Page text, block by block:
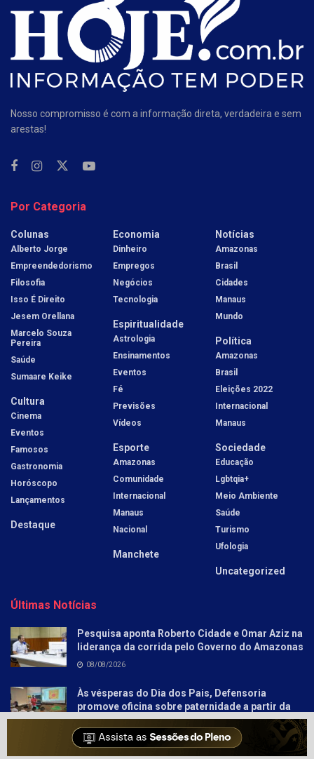
Nosso compromisso é com a informação direta, verdadeira e sem
arestas!
Por Categoria
Colunas
Alberto Jorge
Empreendedorismo
Filosofia
Isso É Direito
Jesem Orellana
Marcelo Souza
Pereira
Saúde
Sumaare Keike
Cultura
Cinema
Eventos
Famosos
Gastronomia
Horóscopo
Lançamentos
Destaque
Economia
Dinheiro
Empregos
Negócios
Tecnologia
Espiritualidade
Astrologia
Ensinamentos
Eventos
Fé
Previsões
Vídeos
Esporte
Amazonas
Comunidade
Internacional
Manaus
Nacional
Manchete
Notícias
Amazonas
Brasil
Cidades
Manaus
Mundo
Política
Amazonas
Brasil
Eleições 2022
Internacional
Manaus
Sociedade
Educação
Lgbtqia+
Meio Ambiente
Saúde
Turismo
Ufologia
Uncategorized
Últimas Notícias
Pesquisa aponta Roberto Cidade e Omar Aziz na
liderança da corrida pelo Governo do Amazonas
08/08/2026
Às vésperas do Dia dos Pais, Defensoria
promove oficina sobre paternidade a partir da
literatura para socioeducandos
08/08/2026